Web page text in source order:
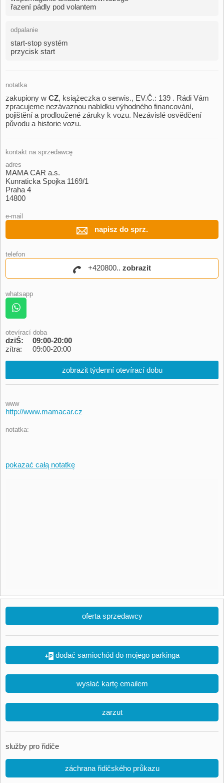
řazení pádly pod volantem
odpalanie
start-stop systém
przycisk start
notatka
zakupiony w CZ,​ książeczka o serwis.,​ EV.Č.: 139 . Rádi Vám
zpracujeme nezávaznou nabídku výhodného financování,​
pojištění a prodloužené záruky k vozu. Nezávislé osvědčení
původu a historie vozu.
kontakt na sprzedawcę
adres
MAMA CAR a.s.
Kunraticka Spojka 1169/1
Praha 4
14800
e-mail
napisz do sprz.
telefon
+420800.. zobrazit
whatsapp
otevírací doba
dziŚ:
09:00-20:00
zítra:
09:00-20:00
zobrazit týdenní otevírací dobu
www
http://www.mamacar.cz
notatka:
pokazać całą notatkę
oferta sprzedawcy
dodać samiochód do mojego parkinga
wysłać kartę emailem
zarzut
služby pro řidiče
záchrana řidičského průkazu